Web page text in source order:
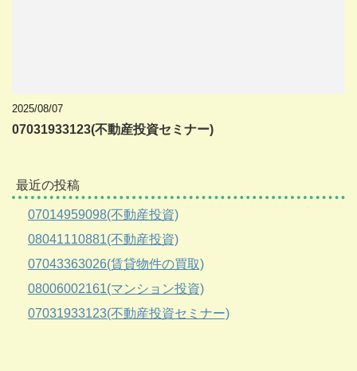
2025/08/07
07031933123(不動産投資セミナー)
最近の投稿
07014959098(不動産投資)
08041110881(不動産投資)
07043363026(賃貸物件の買取)
08006002161(マンション投資)
07031933123(不動産投資セミナー)